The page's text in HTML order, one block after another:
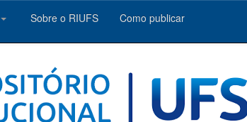
Sobre o RIUFS Como publicar